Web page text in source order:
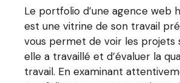
Le portfolio d’une agence web
est une vitrine de son travail
vous permet de voir les projets
elle a travaillé et d’évaluer la
travail. En examinant